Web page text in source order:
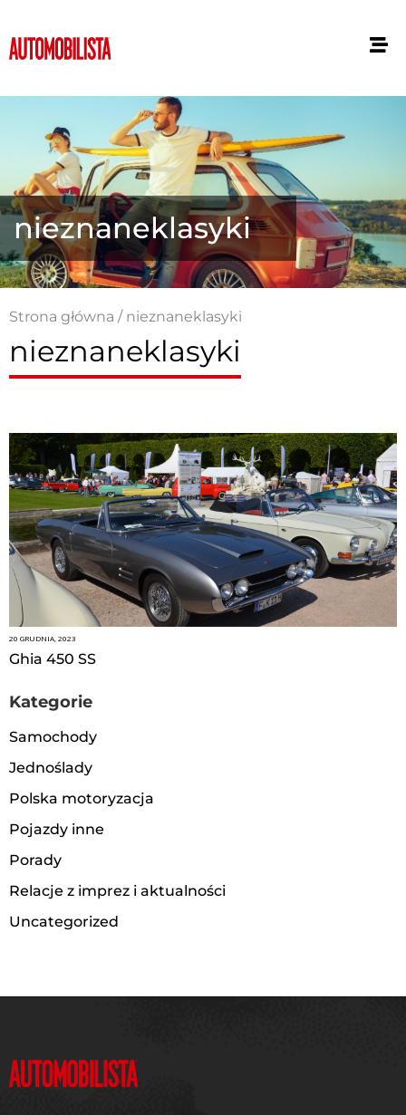
nieznaneklasyki
Strona główna / nieznaneklasyki
nieznaneklasyki
Kategorie
Samochody
Jednoślady
Polska motoryzacja
Pojazdy inne
Porady
Relacje z imprez i aktualności
Uncategorized
Ghia 450 SS
20 GRUDNIA, 2023